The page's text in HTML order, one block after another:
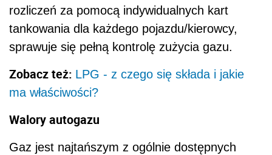
rozliczeń za pomocą indywidualnych kart
tankowania dla każdego pojazdu/kierowcy,
sprawuje się pełną kontrolę zużycia gazu.
Zobacz też: LPG - z czego się składa i jakie
ma właściwości?
Walory autogazu
Gaz jest najtańszym z ogólnie dostępnych